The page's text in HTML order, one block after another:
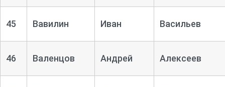
45 Вавилин Иван Васильев
46 Валенцов Андрей Алексеев